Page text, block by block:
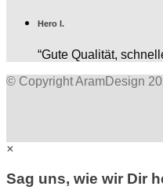
Hero I.
“Gute Qualität,
© Copyright AramDesign
×
Sag uns, wie wir Dir